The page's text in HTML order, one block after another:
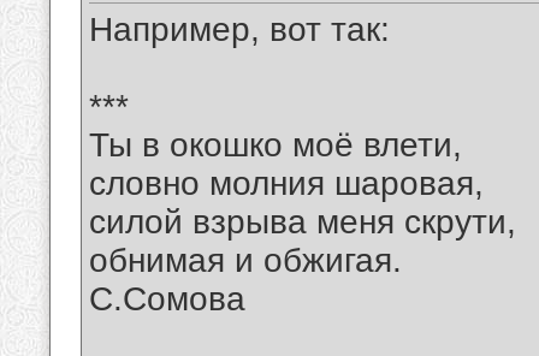
Например, вот так:
***
Ты в окошко моё влети,
словно молния шаровая,
силой взрыва меня скрути,
обнимая и обжигая.
С.Сомова